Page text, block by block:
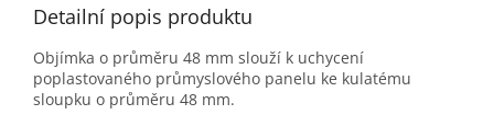
Detailní popis produktu
Objímka o průměru 48 mm slouží k uchycení
poplastovaného průmyslového panelu ke kulatému
sloupku o průměru 48 mm.